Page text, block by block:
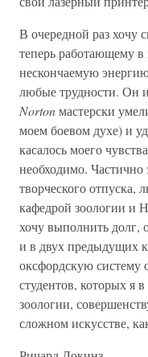
В очередной раз хочу
теперь работающему в
нескончаемую
любые трудности. Он
Nortonмастерски
моем боевом духе) и
касалось моего
необходимо. Частично
творческого отпуска,
кафедрой зоологии и
хочу выполнить долг,
и в двух предыдущих
оксфордскую систему
студентов, которых я
зоологии,
сложном искусстве,